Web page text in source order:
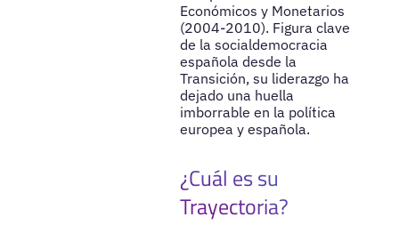
Económicos y Monetarios
(2004-2010). Figura clave
de la socialdemocracia
española desde la
Transición, su liderazgo ha
dejado una huella
imborrable en la política
europea y española.
¿Cuál es su
Trayectoria?